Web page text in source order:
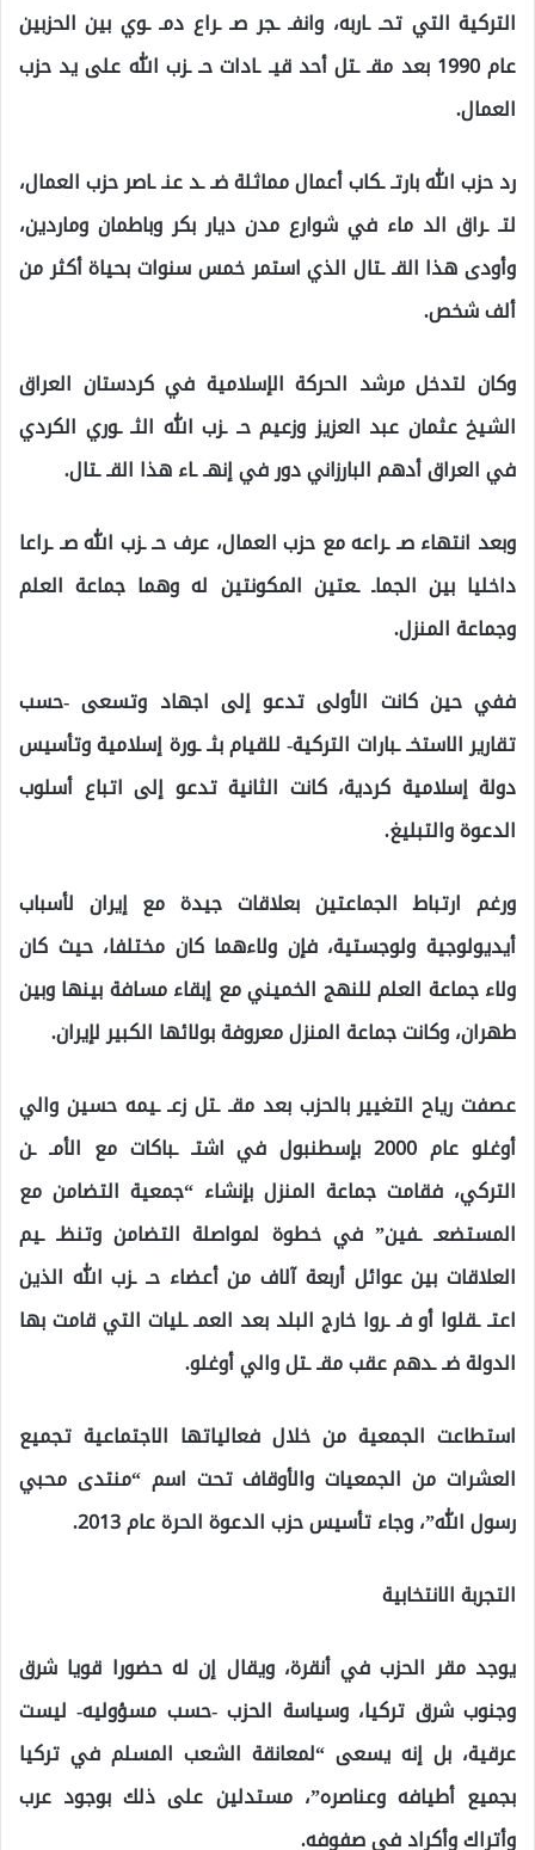
التركية التي تحـ ـاربه، وانفـ ـجر صـ ـراع دمـ ـوي بين الحزبين
عام 1990 بعد مقـ ـتل أحد قيـ ـادات حـ ـزب الله على يد حزب
العمال.
رد حزب الله بارتـ ـكاب أعمال مماثلة ضـ ـد عنـ ـاصر حزب العمال،
لتـ ـراق الد ماء في شوارع مدن ديار بكر وباطمان وماردين،
وأودى هذا القـ ـتال الذي استمر خمس سنوات بحياة أكثر من
ألف شخص.
وكان لتدخل مرشد الحركة الإسلامية في كردستان العراق
الشيخ عثمان عبد العزيز وزعيم حـ ـزب الله الثـ ـوري الكردي
في العراق أدهم البارزاني دور في إنهـ ـاء هذا القـ ـتال.
وبعد انتهاء صـ ـراعه مع حزب العمال، عرف حـ ـزب الله صـ ـراعا
داخليا بين الجماـ ـعتين المكونتين له وهما جماعة العلم
وجماعة المنزل.
ففي حين كانت الأولى تدعو إلى اجهاد وتسعى -حسب
تقارير الاستخـ ـبارات التركية- للقيام بثـ ـورة إسلامية وتأسيس
دولة إسلامية كردية، كانت الثانية تدعو إلى اتباع أسلوب
الدعوة والتبليغ.
ورغم ارتباط الجماعتين بعلاقات جيدة مع إيران لأسباب
أيديولوجية ولوجستية، فإن ولاءهما كان مختلفا، حيث كان
ولاء جماعة العلم للنهج الخميني مع إبقاء مسافة بينها وبين
طهران، وكانت جماعة المنزل معروفة بولائها الكبير لإيران.
عصفت رياح التغيير بالحزب بعد مقـ ـتل زعـ ـيمه حسين والي
أوغلو عام 2000 بإسطنبول في اشتـ ـباكات مع الأمـ ـن
التركي، فقامت جماعة المنزل بإنشاء “جمعية التضامن مع
المستضعـ ـفين” في خطوة لمواصلة التضامن وتنظـ ـيم
العلاقات بين عوائل أربعة آلاف من أعضاء حـ ـزب الله الذين
اعتـ ـقلوا أو فـ ـروا خارج البلد بعد العمـ ـليات التي قامت بها
الدولة ضـ ـدهم عقب مقـ ـتل والي أوغلو.
استطاعت الجمعية من خلال فعالياتها الاجتماعية تجميع
العشرات من الجمعيات والأوقاف تحت اسم “منتدى محبي
رسول الله”، وجاء تأسيس حزب الدعوة الحرة عام 2013.
التجربة الانتخابية
يوجد مقر الحزب في أنقرة، ويقال إن له حضورا قويا شرق
وجنوب شرق تركيا، وسياسة الحزب -حسب مسؤوليه- ليست
عرقية، بل إنه يسعى “لمعانقة الشعب المسلم في تركيا
بجميع أطيافه وعناصره”، مستدلين على ذلك بوجود عرب
وأتراك وأكراد في صفوفه.